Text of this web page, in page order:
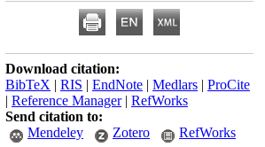
Download citation:
BibTeX | RIS | EndNote | Medlars | ProCite
| Reference Manager| RefWorks
Send citation to:
Mendeley
Zotero RefWorks